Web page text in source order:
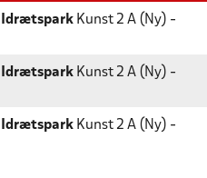
Idrætspark Kunst 2 A (Ny) -
Idrætspark Kunst 2 A (Ny) -
Idrætspark Kunst 2 A (Ny) -